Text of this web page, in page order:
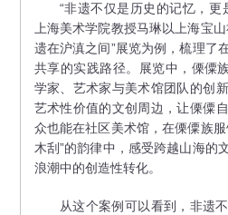
“非遗不仅是历史的记忆，更
上海美术学院教授马琳以上海宝
遗在沪滇之间”展览为例，梳理了
共享的实践路径。展览中，傈僳
学家、艺术家与美术馆团队的创
艺术性价值的文创周边，让傈僳
众也能在社区美术馆，在傈僳族
木刮”的韵律中，感受跨越山海的
浪潮中的创造性转化。
从这个案例可以看到，非遗不